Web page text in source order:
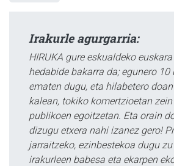
Irakurle agurgarria:
HIRUKA gure eskualdeko
hedabide bakarra da; egunero 10
ematen dugu, eta hilabetero
kalean, tokiko komertzioetan
publikoen egoitzetan. Eta orain
dizugu etxera nahi izanez gero!
jarraitzeko, ezinbestekoa dugu
irakurleen babesa eta ekarpen